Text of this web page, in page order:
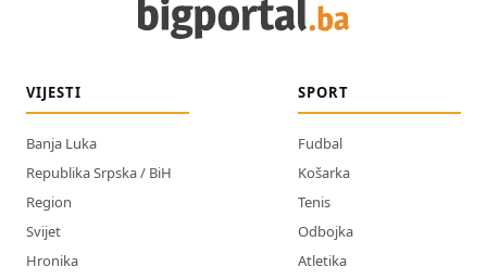
VIJESTI
Banja Luka
Republika Srpska / BiH
Region
Svijet
Hronika
SPORT
Fudbal
Košarka
Tenis
Odbojka
Atletika